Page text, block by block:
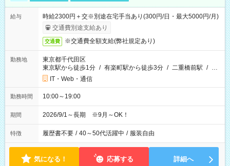
給与
時給2300円＋交※別途在宅手当あり(300円/日・最大5000円/月)
交通費別途支給あり
交通費 ※交通費全額支給(弊社規定あり)
勤務地
東京都千代田区
東京駅から徒歩1分 / 有楽町駅から徒歩3分 / 二重橋前駅 / …
IT・Web・通信
勤務時間 10:00～19:00
期間 2026/9/1～長期 ※9月～OK！
特徴 履歴書不要 / 40～50代活躍中 / 服装自由
気になる！ 応募する 詳細へ